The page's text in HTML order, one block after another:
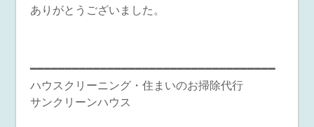
ありがとうございました。
━━━━━━━━━━━━━━━━━━━━━━━━━━━━━━━━━━━
ハウスクリーニング・住まいのお掃除代行
サンクリーンハウス